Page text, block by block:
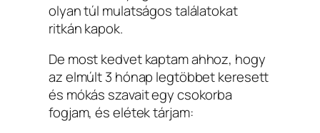
olyan túl mulatságos találatokat
ritkán kapok.
De most kedvet kaptam ahhoz, hogy
az elmúlt 3 hónap legtöbbet keresett
és mókás szavait egy csokorba
fogjam, és elétek tárjam: